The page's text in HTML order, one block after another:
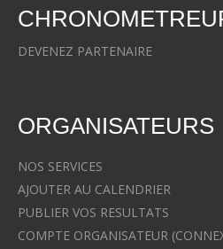
DEVENEZ PARTENAIRE
ORGANISATEURS
NOS SERVICES
AJOUTER AU CALENDRIER
PUBLIER VOS RESULTATS
COMPTE ORGANISATEUR